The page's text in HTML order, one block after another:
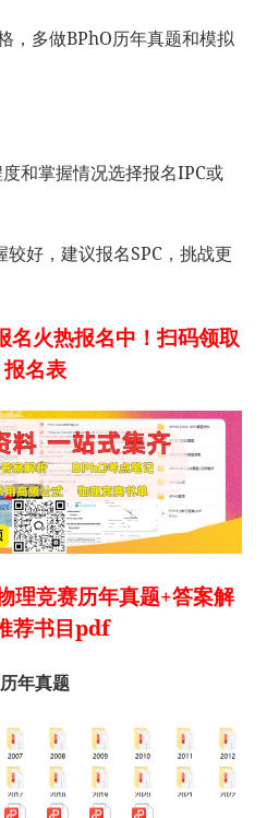
，多做BPhO历年真题和模拟
和掌握情况选择报名IPC或
好，建议报名SPC，挑战更
名火热报名中！扫码领取
报名表
理竞赛历年真题+答案解
荐书目pdf
历年真题